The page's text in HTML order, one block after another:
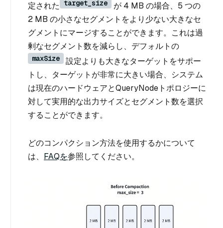
定された target_size
が 4 MB の場合、5 つの
2 MB の小さなセグメントをより少ない大きなセ
グメントにマージすることができます。これは過
剰なセグメント数を減らし、デフォルトの
maxSize
設定よりも大きなターゲットをサポー
トし、ターゲットが非常に大きい場合、システム
は現在のハードウェアとQueryNodeトポロジーに
対して実用的な出力サイズとセグメント数を選択
することができます。
どのコンパクション方法を使用するかについて
は、 FAQを参照してください。